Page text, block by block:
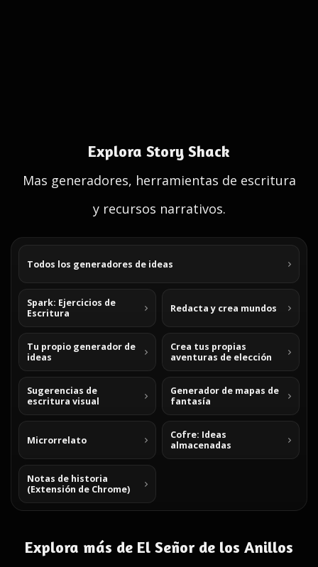
Explora Story Shack
Mas generadores, herramientas de escritura
y recursos narrativos.
Todos los generadores de ideas
Spark: Ejercicios de
Escritura
Redacta y crea mundos
Tu propio generador de
ideas
Crea tus propias
aventuras de elección
Sugerencias de
escritura visual
Generador de mapas de
fantasía
Microrrelato
Cofre: Ideas
almacenadas
Notas de historia
(Extensión de Chrome)
Explora más de El Señor de los Anillos